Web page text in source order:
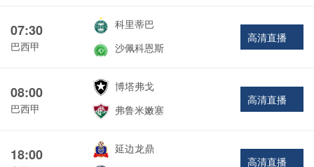
07:30
巴西甲
科里蒂巴
沙佩科恩斯
高清直播
08:00
巴西甲
博塔弗戈
弗鲁米嫩塞
高清直播
18:00
延边龙鼎
高清直播